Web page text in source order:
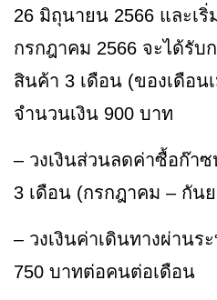
26 มิถุนายน 2566 และเ
กรกฎาคม 2566 จะได้รับ
สินค้า 3 เดือน (ของเดือ
จำนวนเงิน 900 บาท
– วงเงินส่วนลดค่าซื้อก๊า
3 เดือน (กรกฎาคม – กัน
– วงเงินค่าเดินทางผ่าน
750 บาทต่อคนต่อเดือน